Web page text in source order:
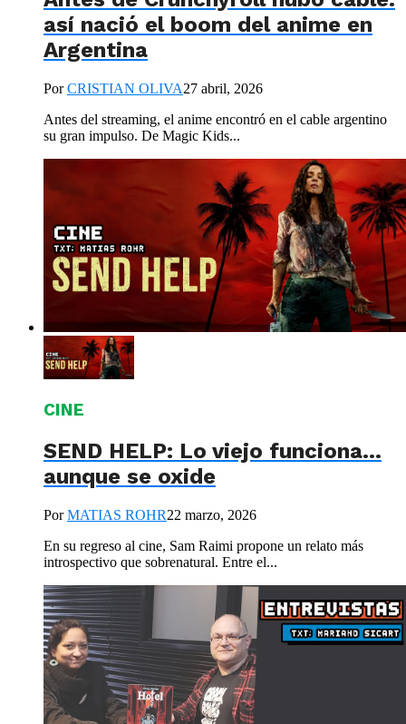
así nació el boom del anime en
Argentina
PorCRISTIAN OLIVA27 abril, 2026
Antes del streaming, el anime encontró en el cable argentino
su gran impulso. De Magic Kids...
CINE
SEND HELP: Lo viejo funciona…
aunque se oxide
PorMATIAS ROHR22 marzo, 2026
En su regreso al cine, Sam Raimi propone un relato más
introspectivo que sobrenatural. Entre el...